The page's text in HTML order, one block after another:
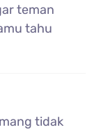
teman
tahu
tidak